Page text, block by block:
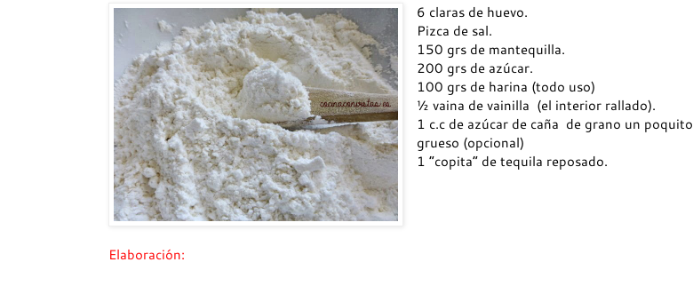
6 claras de huevo.
Pizca de sal.
150 grs de mantequilla.
200 grs de azúcar.
100 grs de harina (todo uso)
½ vaina de vainilla (el interior rallado).
1 c.c de azúcar de caña de grano un poquito
grueso (opcional)
1 “copita” de tequila reposado.
Elaboración: